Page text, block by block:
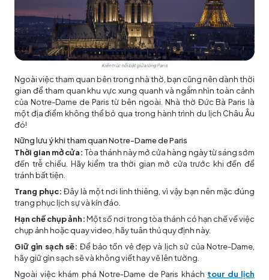
Kiến trúc nổi bật giữa lòng Paris
Ngoài việc tham quan bên trong nhà thờ, bạn cũng nên dành thời
gian để tham quan khu vực xung quanh và ngắm nhìn toàn cảnh
của Notre-Dame de Paris từ bên ngoài. Nhà thờ Đức Bà Paris là
một địa điểm không thể bỏ qua trong hành trình du lịch Châu Âu
đó!
Nững lưu ý khi tham quan Notre-Dame de Paris
Thời gian mở cửa: Tòa thánh này mở cửa hàng ngày từ sáng sớm
đến trễ chiều. Hãy kiểm tra thời gian mở cửa trước khi đến để
tránh bất tiện.
Trang phục: Đây là một nơi linh thiêng, vì vậy bạn nên mặc đúng
trang phục lịch sự và kín đáo.
Hạn chế chụp ảnh:Một số nơi trong tòa thánh có hạn chế về việc
chụp ảnh hoặc quay video, hãy tuân thủ quy định này.
Giữ gìn sạch sẽ: Để bảo tồn vẻ đẹp và lịch sử của Notre-Dame,
hãy giữ gìn sạch sẽ và không viết hay vẽ lên tường.
Ngoài việc khám phá Notre-Dame de Paris khách tour du lịch